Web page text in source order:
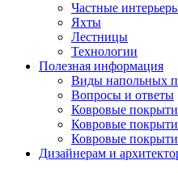
Частные
Яхты
Лестницы
Технологии
Полезная информация
Виды напольных
Вопросы и ответы
Ковровые
Ковровые
Ковровые
Дизайнерам и